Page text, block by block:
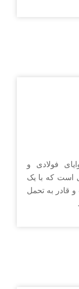
فولادی و
است که با یک
قادر به تحمل